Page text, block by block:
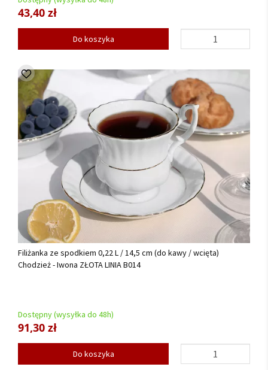
43,40 zł
Do koszyka
Filiżanka ze spodkiem 0,22 L / 14,5 cm (do kawy / wcięta)
Chodzież - Iwona ZŁOTA LINIA B014
Dostępny (wysyłka do 48h)
91,30 zł
Do koszyka